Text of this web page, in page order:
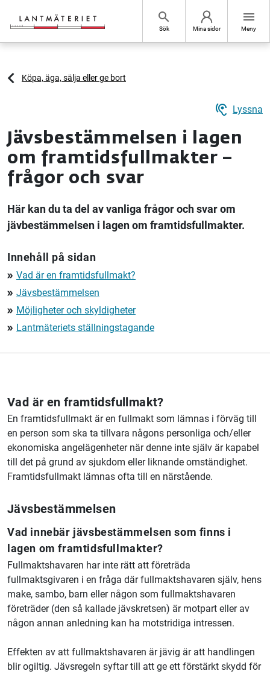
search
Sök Mina sidor
menu
Meny
Köpa, äga, sälja eller ge bort
hearing Lyssna
Jävsbestämmelsen i lagen
om framtidsfullmakter –
frågor och svar
Här kan du ta del av vanliga frågor och svar om
jävbestämmelsen i lagen om framtidsfullmakter.
Innehåll på sidan
double_arrow Vad är en framtidsfullmakt?
double_arrow Jävsbestämmelsen
double_arrow Möjligheter och skyldigheter
double_arrow Lantmäteriets ställningstagande
Vad är en framtidsfullmakt?
En framtidsfullmakt är en fullmakt som lämnas i förväg till
en person som ska ta tillvara någons personliga och/eller
ekonomiska angelägenheter när denne inte själv är kapabel
till det på grund av sjukdom eller liknande omständighet.
Framtidsfullmakt lämnas ofta till en närstående.
Jävsbestämmelsen
Vad innebär jävsbestämmelsen som finns i
lagen om framtidsfullmakter?
Fullmaktshavaren har inte rätt att företräda
fullmaktsgivaren i en fråga där fullmaktshavaren själv, hens
make, sambo, barn eller någon som fullmaktshavaren
företräder (den så kallade jävskretsen) är motpart eller av
någon annan anledning kan ha motstridiga intressen.
Effekten av att fullmaktshavaren är jävig är att handlingen
blir ogiltig. Jävsregeln syftar till att ge ett förstärkt skydd för